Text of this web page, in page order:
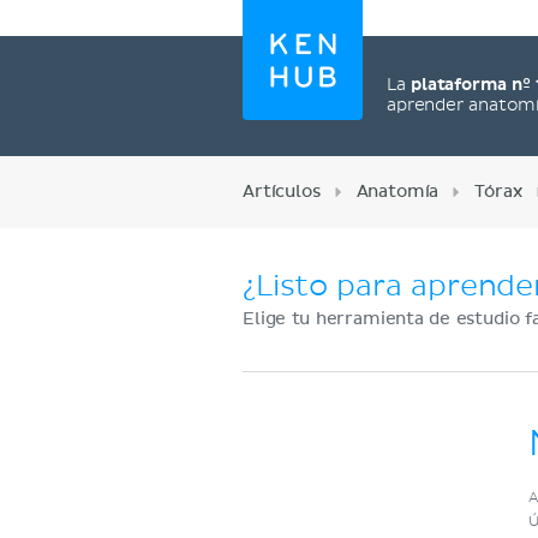
La plataforma nº
aprender
Artículos Anatomía Tórax
¿Listo para
Elige tu herramienta de estudio